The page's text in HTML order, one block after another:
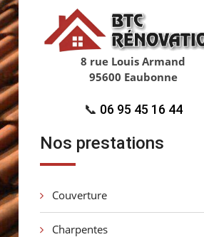
8 rue Louis Armand
95600 Eaubonne
📞 06 95 45 16 44
Nos prestations
Couverture
Charpentes